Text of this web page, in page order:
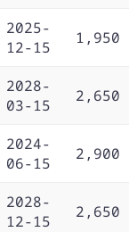
2025-
12-15
1,950
2028-
03-15
2,650
2024-
06-15
2,900
2028-
12-15
2,650